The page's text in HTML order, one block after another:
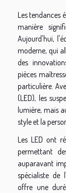
Les tendances
manière
Aujourd'hui,
moderne, qui
des
pièces
particulière.
(LED), les
lumière, mais
style et la
Les LED ont
permettant
auparavant
spécialiste de
offre une